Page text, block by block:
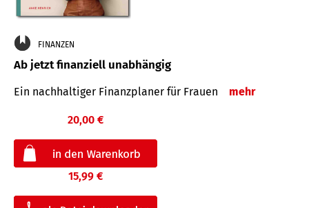
FINANZEN
Ab jetzt finanziell unabhängig
Ein nachhaltiger Finanzplaner für Frauen mehr
20,00 €
15,99 €